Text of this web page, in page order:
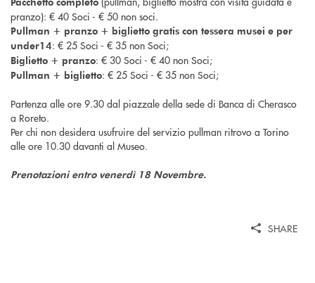
pranzo): € 40 Soci - € 50 non soci.
Pullman + pranzo + biglietto gratis con tessera musei e per
under14: € 25 Soci - € 35 non Soci;
Biglietto + pranzo: € 30 Soci - € 40 non Soci;
Pullman + biglietto: € 25 Soci - € 35 non Soci;
Partenza alle ore 9.30 dal piazzale della sede di Banca di Cherasco
a Roreto.
Per chi non desidera usufruire del servizio pullman ritrovo a Torino
alle ore 10.30 davanti al Museo.
Prenotazioni entro venerdì 18 Novembre.
SHARE